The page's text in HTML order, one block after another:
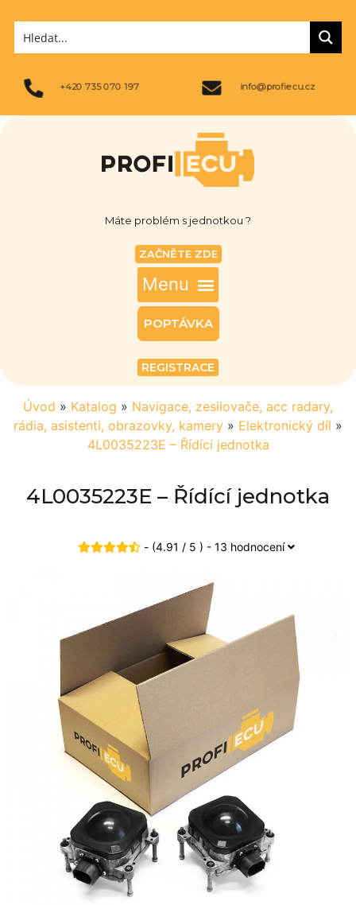
+420 735 070 197 info@profiecu.cz
Máte problém s jednotkou ?
ZAČNĚTE ZDE
POPTÁVKA
REGISTRACE
Úvod » Katalog » Navigace, zesilovače, acc radary,
rádia, asistenti, obrazovky, kamery » Elektronický díl »
4L0035223E – Řídící jednotka
4L0035223E – Řídící jednotka
- (4.91 / 5 ) - 13 hodnocení